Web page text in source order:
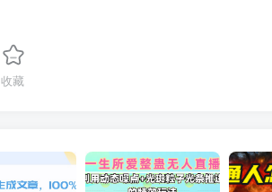
收藏